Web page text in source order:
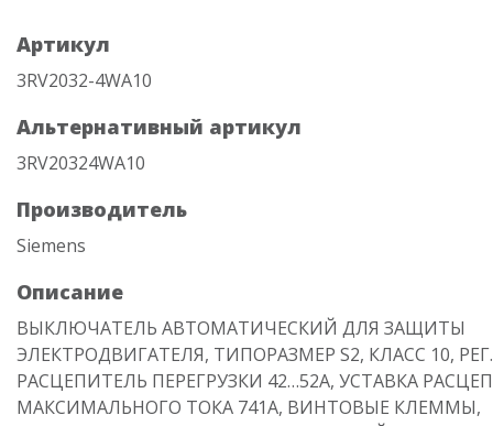
Артикул
3RV2032-4WA10
Альтернативный артикул
3RV20324WA10
Производитель
Siemens
Описание
ВЫКЛЮЧАТЕЛЬ АВТОМАТИЧЕСКИЙ ДЛЯ ЗАЩИТЫ
ЭЛЕКТРОДВИГАТЕЛЯ, ТИПОРАЗМЕР S2, КЛАСС 10, РЕГ.
РАСЦЕПИТЕЛЬ ПЕРЕГРУЗКИ 42…52А, УСТАВКА
МАКСИМАЛЬНОГО ТОКА 741A, ВИНТОВЫЕ КЛЕММЫ,